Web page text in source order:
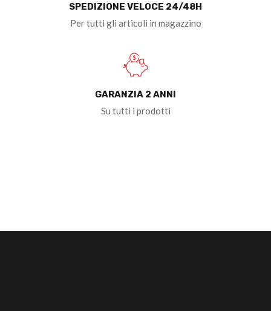
SPEDIZIONE VELOCE 24/48H
Per tutti gli articoli in magazzino
GARANZIA 2 ANNI
Su tutti i prodotti